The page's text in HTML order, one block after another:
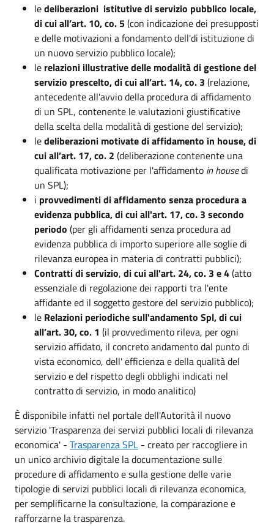
ledeliberazioni istitutive di servizio pubblico locale,
di cui all’art. 10, co. 5(con indicazione dei presupposti
e delle motivazioni a fondamento dell'di istituzione di
un nuovo servizio pubblico locale);
le relazioni illustrative delle modalità di gestione del
servizio prescelto, di cui all’art. 14, co. 3 (relazione,
antecedente all'avvio della procedura di affidamento
di un SPL, contenente le valutazioni giustificative
della scelta della modalità di gestione del servizio);
ledeliberazioni motivate di affidamento in house, di
cui all’art. 17, co. 2 (deliberazione contenente una
qualificata motivazione per l'affidamento in housedi
un SPL);
i provvedimenti di affidamento senza procedura a
evidenza pubblica, di cui all'art. 17, co. 3 secondo
periodo (per gli affidamenti senza procedura ad
evidenza pubblica di importo superiore alle soglie di
rilevanza europea in materia di contratti pubblici);
Contratti di servizio, di cui all'art. 24, co. 3 e 4(atto
essenziale di regolazione dei rapporti tra l'ente
affidante ed il soggetto gestore del servizio pubblico);
le Relazioni periodiche sull'andamento Spl, di cui
all’art. 30, co. 1 (il provvedimento rileva, per ogni
servizio affidato, il concreto andamento dal punto di
vista economico, dell' efficienza e della qualità del
servizio e del rispetto degli obblighi indicati nel
contratto di servizio, in modo analitico)
È disponibile infatti nel portale dell'Autorità il nuovo
servizio 'Trasparenza dei servizi pubblici locali di rilevanza
economica' - Trasparenza SPL - creato per raccogliere in
un unico archivio digitale la documentazione sulle
procedure di affidamento e sulla gestione delle varie
tipologie di servizi pubblici locali di rilevanza economica,
per semplificarne la consultazione, la comparazione e
rafforzarne la trasparenza.